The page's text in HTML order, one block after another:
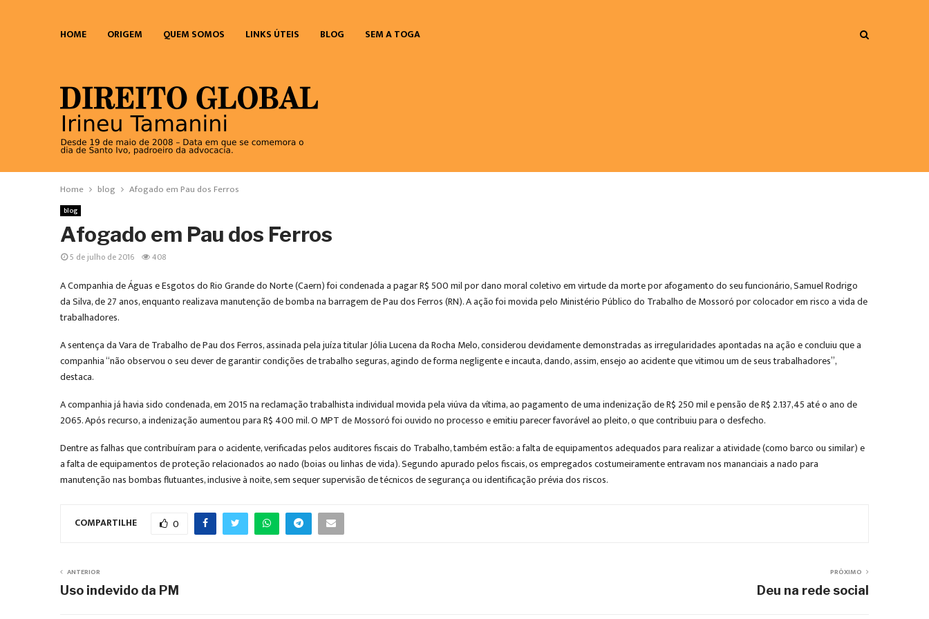
HOME ORIGEM QUEM SOMOS LINKS ÚTEIS BLOG SEM A TOGA
Home blog Afogado em Pau dos Ferros
blog
Afogado em Pau dos Ferros
5 de julho de 2016 408
A Companhia de Águas e Esgotos do Rio Grande do Norte (Caern) foi condenada a pagar R$ 500 mil por dano moral coletivo em virtude da morte por afogamento do seu funcionário, Samuel Rodrigo
da Silva, de 27 anos, enquanto realizava manutenção de bomba na barragem de Pau dos Ferros (RN). A ação foi movida pelo Ministério Público do Trabalho de Mossoró por colocador em risco a vida de
trabalhadores.
A sentença da Vara de Trabalho de Pau dos Ferros, assinada pela juíza titular Jólia Lucena da Rocha Melo, considerou devidamente demonstradas as irregularidades apontadas na ação e concluiu que a
companhia “não observou o seu dever de garantir condições de trabalho seguras, agindo de forma negligente e incauta, dando, assim, ensejo ao acidente que vitimou um de seus trabalhadores”,
destaca.
A companhia já havia sido condenada, em 2015 na reclamação trabalhista individual movida pela viúva da vítima, ao pagamento de uma indenização de R$ 250 mil e pensão de R$ 2.137,45 até o ano de
2065. Após recurso, a indenização aumentou para R$ 400 mil. O MPT de Mossoró foi ouvido no processo e emitiu parecer favorável ao pleito, o que contribuiu para o desfecho.
Dentre as falhas que contribuíram para o acidente, verificadas pelos auditores fiscais do Trabalho, também estão: a falta de equipamentos adequados para realizar a atividade (como barco ou similar) e
a falta de equipamentos de proteção relacionados ao nado (boias ou linhas de vida). Segundo apurado pelos fiscais, os empregados costumeiramente entravam nos mananciais a nado para
manutenção nas bombas flutuantes, inclusive à noite, sem sequer supervisão de técnicos de segurança ou identificação prévia dos riscos.
COMPARTILHE 0
ANTERIOR
Uso indevido da PM
PRÓXIMO
Deu na rede social